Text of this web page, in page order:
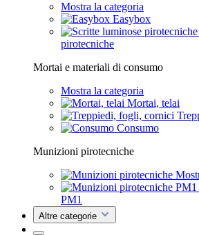
Mostra la categoria
Easybox
pirotecniche
Mortai e materiali di consumo
Mostra la categoria
Mortai, telai
Consumo
Munizioni pirotecniche
PM1
Altre categorie